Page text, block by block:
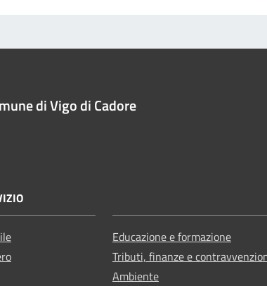
di Vigo di Cadore
Educazione e formazione
Tributi, finanze e
Ambiente